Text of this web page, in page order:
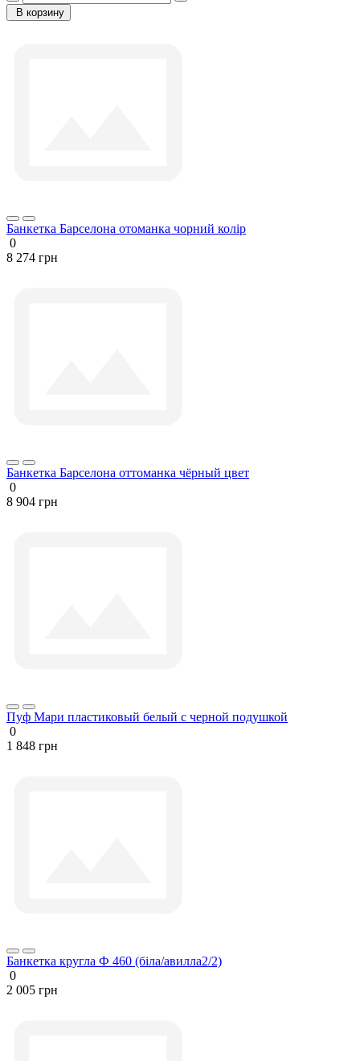
В корзину
Банкетка Барселона отоманка чорний колір
0
8 274 грн
Банкетка Барселона оттоманка чёрный цвет
0
8 904 грн
Пуф Мари пластиковый белый с черной подушкой
0
1 848 грн
Банкетка кругла Ф 460 (біла/авилла2/2)
0
2 005 грн